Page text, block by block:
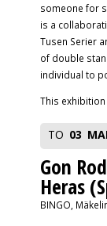
someone for
is a
Tusen Serier
of double
individual to
This
TO 03
Gon
Heras
BINGO,